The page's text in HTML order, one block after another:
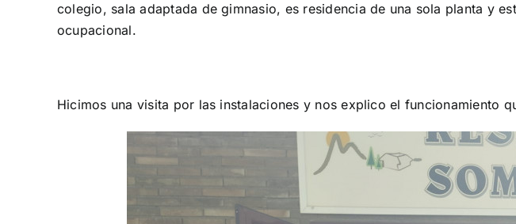
colegio, sala adaptada de gimnasio, es residencia de una sola planta y
ocupacional.
Hicimos una visita por las instalaciones y nos explico el funcionamiento